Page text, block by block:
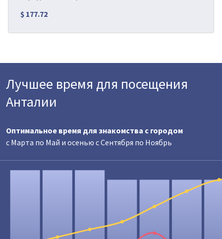
$ 177.72
Лучшее время для посещения
Анталии
Оптимальное время для знакомства с городом
c Марта по Май и осенью с Сентября по Ноябрь